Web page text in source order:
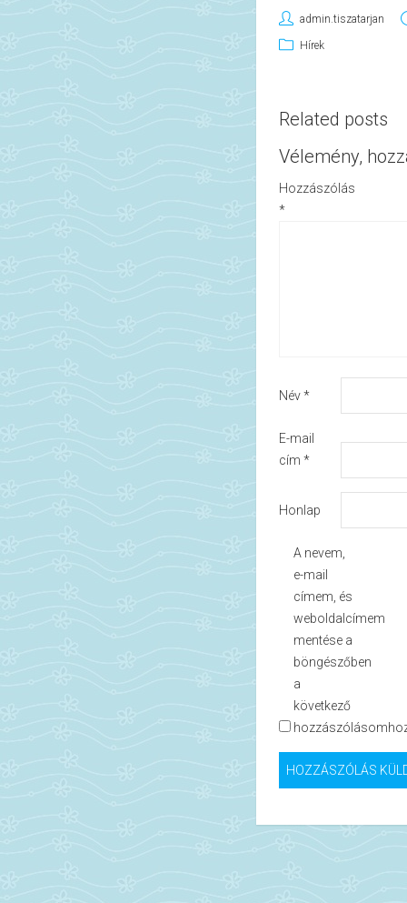
admin.tiszatarjan
Hírek
Related posts
Vélemény,
Hozzászólás
*
Név*
E-mail
cím *
Honlap
A nevem,
e-mail
címem, és
weboldalcímem
mentése a
böngészőben
a
következő